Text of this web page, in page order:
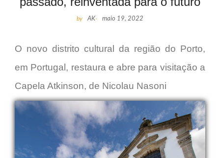
by AK- maio 19, 2022
O novo distrito cultural da região do Porto,
em Portugal, restaura e abre para visitação a
Capela Atkinson, de Nicolau Nasoni